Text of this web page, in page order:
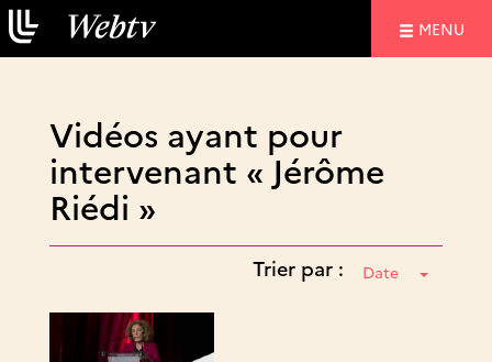
MENU
Vidéos ayant pour
intervenant « Jérôme
Riédi »
Trier par : Date